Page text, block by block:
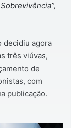
decidiu agora
três viúvas,
de
com
publicação.